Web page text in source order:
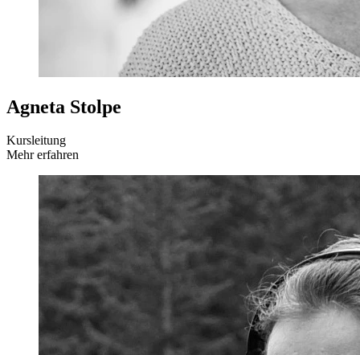
Agneta Stolpe
Kursleitung
Mehr erfahren